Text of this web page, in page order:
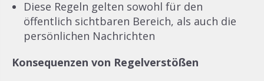
Diese Regeln gelten sowohl für den
öffentlich sichtbaren Bereich, als auch die
persönlichen Nachrichten
Konsequenzen von Regelverstößen